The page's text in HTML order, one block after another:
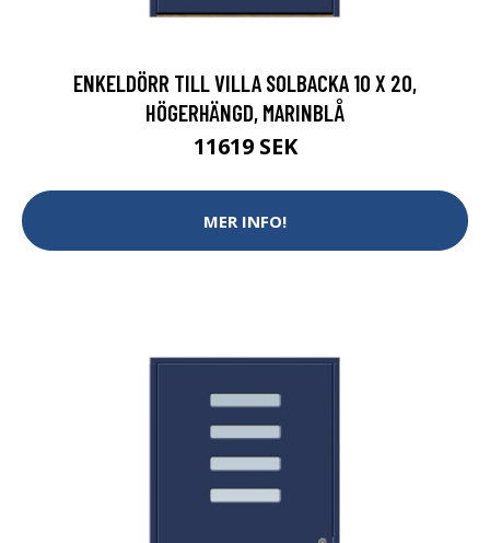
ENKELDÖRR TILL VILLA SOLBACKA 10 X 20,
HÖGERHÄNGD, MARINBLÅ
11619 SEK
MER INFO!